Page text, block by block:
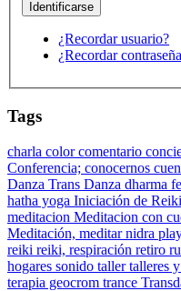
¿Recordar usuario?
¿Recordar
Tags
charla colorcomentario
Conferencia; conocernos
Danza Trans Danza dharma
hatha yoga Iniciación de Reiki
meditacion Meditacion con
Meditación, meditarnidra
reiki reiki, respiración retiro
hogares sonido tallertalleres
terapia geocrom trance